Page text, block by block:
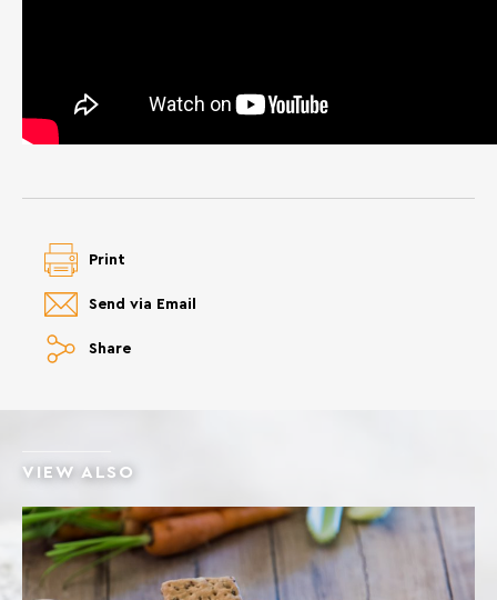
Share
Send via Email
Print
VIEW ALSO